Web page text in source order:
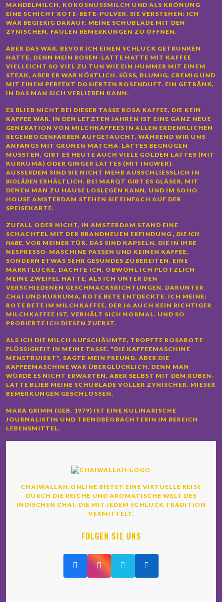
MANDELMILCH, KOKOSNUSSMILCH UND ALS KRÖNUNG
EINE SCHICHT ROTE-BETE-PULVER. SIE VERSTEHEN: ICH
WAR BEGIERIG DARAUF, MEINE SCHUBLADE MIT DEN
ZYNISCHEN, FAULEN BEMERKUNGEN ZU ÖFFNEN.
ABER DAS WAR, BEVOR ICH EINEN SCHLUCK GETRUNKEN
HATTE. DENN MEIN ROSEN-LATTE HATTE MIT KAFFEE
VIELLEICHT SO VIEL ZU TUN WIE EIN HUMMER MIT EINEM
STEAK, ABER ER WAR KÖSTLICH. SÜSS, BLUMIG, CREMIG UND M
IT EINEM PERFEKT DOSIERTEN ROSENDUFT. EIN GETRÄNK, I
N DAS MAN SICH VERLIEBEN KANN.
ES BLIEB NICHT BEI DIESER TASSE ROSA KAFFEE, DIE KEIN
KAFFEE WAR. IN DEN LETZTEN JAHREN IST EINE GANZ NEUE
GENERATION VON MILCHKAFFEES IN ALLEN ERDENKLICHEN
REGENBOGENFARBEN AUFGETAUCHT. WÄHREND WIR UNS
ANFANGS MIT GRÜNEN MATCHA-LATTES BEGNÜGEN
MUSSTEN, GIBT ES HEUTE AUCH VIELE GOLDEN LATTES (MIT
KURKUMA) ODER GINGER LATTES (MIT INGWER).
AUSSERDEM SIND SIE NICHT MEHR AUSSCHLIESSLICH IN
BIOLÄDEN ERHÄLTLICH. BEI MARQT GIBT ES GLÄSER, MIT
DENEN MAN ZU HAUSE LOSLEGEN KANN, UND IM SOHO
HOUSE AMSTERDAM STEHEN SIE EINFACH AUF DER
SPEISEKARTE.
ZUFALL ODER NICHT, IN AMSTERDAM STAND EINE
SCHACHTEL MIT DER BRANDNEUEN ERFINDUNG , DIE ICH
HABE, VOR MEINER TÜR. DAS SIND KAPSELN, DIE IN IHRE
NESPRESSO-MASCHINE PASSEN UND KEINEN KAFFEE,
SONDERN ETWAS SEHR GESUNDES ZUBEREITEN. EINE
MARKTLÜCKE, DACHTE ICH, OBWOHL ICH PLÖTZLICH
MEINE ZWEIFEL HATTE, ALS ICH UNTER DEN
VERSCHIEDENEN GESCHMACKSRICHTUNGEN, DARUNTER
CHAI UND KURKUMA, ROTE BETE ENTDECKTE. ICH MEINE:
ROTE BETE IM MILCHKAFFEE, DER JA AUCH KEIN RICHTIGER
MILCHKAFFEE IST, VERHÄLT SICH NORMAL. UND SO
PROBIERTE ICH DIESEN ZUERST.
ALS ICH DIE MILCH AUFSCHÄUMTE, TROPFTE ROSAROTE
FLÜSSIGKEIT IN MEINE TASSE. "DIE KAFFEEMASCHINE
MENSTRUIERT", SAGTE MEIN FREUND. ABER DIE
KAFFEEMASCHINE WAR ÜBERGLÜCKLICH. DENN MAN
WÜRDE ES NICHT ERWARTEN, ABER SELBST MIT DEM RÜBEN-
LATTE BLIEB MEINE SCHUBLADE VOLLER ZYNISCHER, MIESER
BEMERKUNGEN GESCHLOSSEN.
MARA GRIMM (GEB. 1979) IST EINE KULINARISCHE
JOURNALISTIN UND TRENDBEOBACHTERIN IM BEREICH
LEBENSMITTEL.
CHAIWALLAH.ONLINE BIETET EINE VIRTUELLE REISE
DURCH DIE REICHE UND AROMATISCHE WELT DES
INDISCHEN CHAI, DIE MIT JEDEM SCHLUCK TRADITION
VERMITTELT.
FOLGEN SIE UNS